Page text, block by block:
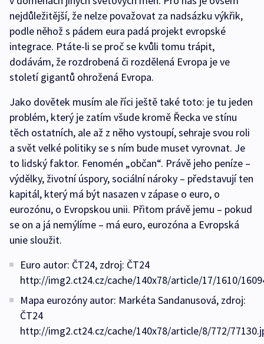
nejdůležitější, že nelze považovat za nadsázku výkřik,
podle něhož s pádem eura padá projekt evropské
integrace. Ptáte-li se proč se kvůli tomu trápit,
dodávám, že rozdrobená či rozdělená Evropa je ve
století gigantů ohrožená Evropa.
Jako dovětek musím ale říci ještě také toto: je tu jeden
problém, který je zatím všude kromě Řecka ve stínu
těch ostatních, ale až z něho vystoupí, sehraje svou roli
a svět velké politiky se s ním bude muset vyrovnat. Je
to lidský faktor. Fenomén „občan“. Právě jeho peníze –
výdělky, životní úspory, sociální nároky – představují ten
kapitál, který má být nasazen v zápase o euro, o
eurozónu, o Evropskou unii. Přitom právě jemu – pokud
se on a já nemýlíme – má euro, eurozóna a Evropská
unie sloužit.
Euro autor: ČT24, zdroj: ČT24
http://img2.ct24.cz/cache/140x78/article/17/1610/
Mapa eurozóny autor: Markéta Sandanusová, zdroj:
ČT24
http://img2.ct24.cz/cache/140x78/article/8/772/